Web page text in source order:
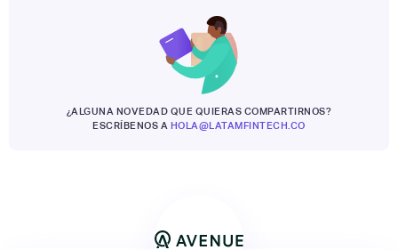
¿ALGUNA NOVEDAD QUE QUIERAS COMPARTIRNOS?
ESCRÍBENOS A HOLA@LATAMFINTECH.CO